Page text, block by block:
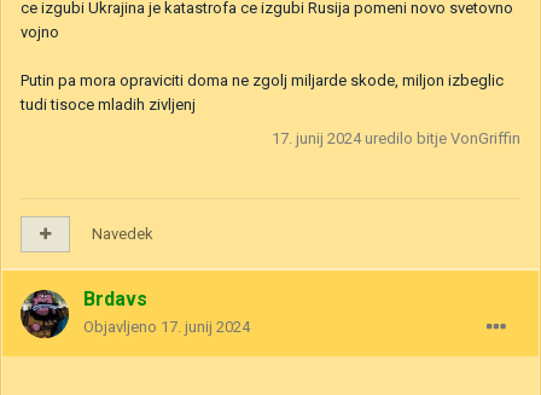
ce izgubi Ukrajina je katastrofa ce izgubi Rusija pomeni novo svetovno
vojno
Putin pa mora opraviciti doma ne zgolj miljarde skode, miljon izbeglic
tudi tisoce mladih zivljenj
17. junij 2024uredilo bitje VonGriffin
Navedek
Brdavs
Objavljeno 17. junij 2024